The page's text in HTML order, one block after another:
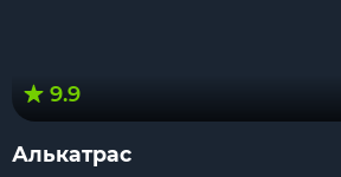
9.9
Алькатрас